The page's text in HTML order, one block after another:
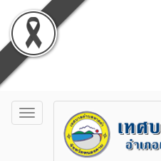
Toggle
navigation